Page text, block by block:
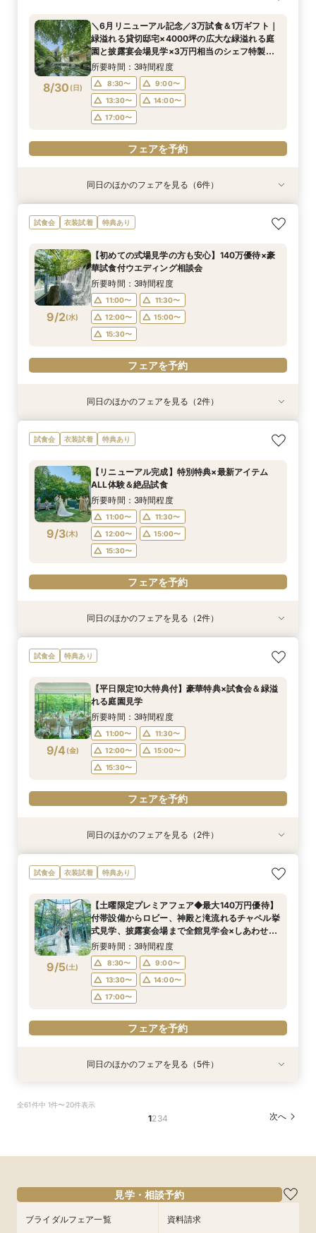
8/29(土)
8:30〜
8:45〜
9:00〜
13:30〜
14:00〜
フェアを予約
8/29(土)
8:30〜
8:45〜
9:00〜
13:30〜
14:00〜
フェアを予約
8/29(土)
8:30〜
8:45〜
9:00〜
13:30〜
14:00〜
フェアを予約
8/29(土)
8:30〜
8:45〜
9:00〜
13:30〜
14:00〜
フェアを予約
8/29(土)
8:30〜
8:45〜
9:00〜
13:30〜
14:00〜
フェアを予約
8/30 (日)
＼6月リニューアル記念／3万試食＆1万ギフト｜
緑溢れる貸切邸宅×4000坪の広大な緑溢れる庭
園と披露宴会場見学×3万円相当のシェフ特製国
産牛無料試食×心配な見積りもシュミレーション
相談
所要時間：3時間程度
8:30〜
9:00〜
13:30〜
14:00〜
17:00〜
フェアを予約
衣装試着 特典あり
8/30(日)
【少人数プラン相談会】専用の貸切別邸OPEN&
贅沢無料試食
8:30〜
8:45〜
9:00〜
13:30〜
14:00〜
フェアを予約
特典あり
8/30(日)
【神前挙式をご検討の方へ】神殿「凛」見学＆和
フレンチ無料試食
8:30〜
8:45〜
9:00〜
13:30〜
14:00〜
フェアを予約
特典あり
8/30(日)
【初めての式場見学の方も安心】豪華試食付きウ
エディング相談会
8:30〜
8:45〜
9:00〜
13:30〜
14:00〜
フェアを予約
衣装試着 特典あり
8/30(日)
《新チャペルOPEN記念◆8大特典≫木目×ナ
チュラルチャペル体験
8:30〜
8:45〜
9:00〜
13:30〜
14:00〜
フェアを予約
衣装試着 特典あり
8/30(日)
マイナビ限定【料理重視派必見】和牛フィレ肉×
懐石フレンチコース美食会
8:30〜
8:45〜
9:00〜
13:30〜
14:00〜
フェアを予約
衣装試着 特典あり
8/30(日)
マイナビ限定【料理重視派必見】和牛フィレ肉×
懐石フレンチコース美食会
8:30〜
8:45〜
9:00〜
13:30〜
14:00〜
フェアを予約
同日のほかのフェアを見る（6件）
試食会 衣装試着 特典あり
9/2(水)
【初めての式場見学の方も安心】140万優待×豪
華試食付ウエディング相談会
所要時間：3時間程度
11:00〜
11:30〜
12:00〜
15:00〜
15:30〜
フェアを予約
衣装試着 特典あり
9/2(水)
【少人数プラン相談会】専用の貸切別邸OPEN&
贅沢無料試食
11:00〜
11:30〜
12:00〜
15:00〜
15:30〜
フェアを予約
特典あり
9/2(水)
マイナビ限定★当館人気NO,1◆豪華国産「しあ
わせ絆牛」絶品試食付◆
11:00〜
11:30〜
12:00〜
15:00〜
15:30〜
フェアを予約
同日のほかのフェアを見る（2件）
試食会 衣装試着 特典あり
9/3(木)
【リニューアル完成】特別特典×最新アイテム
ALL体験＆絶品試食
所要時間：3時間程度
11:00〜
11:30〜
12:00〜
15:00〜
15:30〜
フェアを予約
衣装試着 特典あり
9/3(木)
【少人数プラン相談会】専用の貸切別邸OPEN&
贅沢無料試食
11:00〜
12:00〜
15:00〜
15:30〜
フェアを予約
特典あり
9/3(木)
マイナビ限定★当館人気NO,1◆豪華国産「しあ
わせ絆牛」絶品試食付◆
11:00〜
12:00〜
15:00〜
15:30〜
フェアを予約
同日のほかのフェアを見る（2件）
試食会 特典あり
9/4 (金)
【平日限定10大特典付】豪華特典×試食会＆緑溢
れる庭園見学
所要時間：3時間程度
11:00〜
11:30〜
12:00〜
15:00〜
15:30〜
フェアを予約
衣装試着 特典あり
9/4(金)
【少人数プラン相談会】専用の貸切別邸OPEN&
贅沢無料試食
11:00〜
11:30〜
12:00〜
15:00〜
15:30〜
フェアを予約
特典あり
9/4(金)
マイナビ限定★当館人気NO,1◆豪華国産「しあ
わせ絆牛」絶品試食付◆
11:00〜
11:30〜
12:00〜
15:00〜
15:30〜
フェアを予約
同日のほかのフェアを見る（2件）
試食会 衣装試着 特典あり
9/5(土)
【土曜限定プレミアフェア◆最大140万円優待】
付帯設備からロビー、神殿と滝流れるチャペル挙
式見学、披露宴会場まで全館見学会×しあわせ絆
牛無料試食会×おふたりに合わせた見積りシュミ
レーション
所要時間：3時間程度
8:30〜
9:00〜
13:30〜
14:00〜
17:00〜
フェアを予約
衣装試着 特典あり
9/5
贅沢無料試食
特典あり
9/5
フレンチ無料試食
特典あり
9/5
エディング相談会
衣装試着 特典あり
9/5
チュラルチャペル体験
衣装試着 特典あり
9/5
懐石フレンチコース美食会
同日のほかのフェアを見る（5件）
全61件中 1件〜20件表示
1234 次へ
見学・相談予約
ブライダルフェア一覧 資料請求